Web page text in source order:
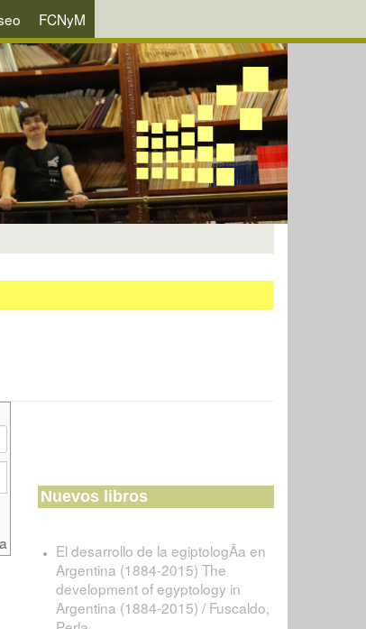
FCNyM
Nuevos libros
El desarrollo de la egiptologÃ­a en
Argentina (1884-2015) The
development of egyptology in
Argentina (1884-2015) / Fuscaldo,